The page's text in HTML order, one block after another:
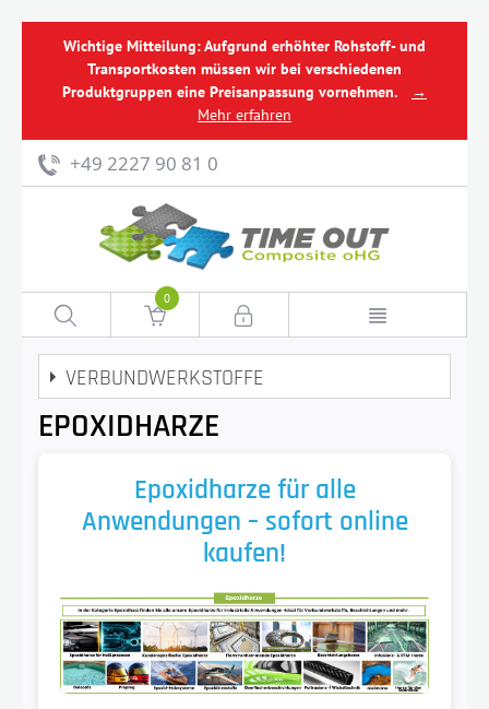
Wichtige Mitteilung: Aufgrund erhöhter Rohstoff- und
Transportkosten müssen wir bei verschiedenen
Produktgruppen eine Preisanpassung vornehmen.
→
Mehr erfahren
+49 2227 90 81 0
0
VERBUNDWERKSTOFFE
EPOXIDHARZE
Epoxidharze für alle
Anwendungen – sofort online
kaufen!